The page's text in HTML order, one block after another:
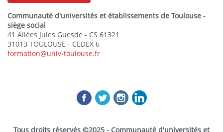
Communauté d'universités et établissements de Toulouse -
siège social
41 Allées Jules Guesde - CS 61321
31013 TOULOUSE - CEDEX 6
formation@univ-toulouse.fr
Tous droits réservés ©2025 - Communauté d'universités et